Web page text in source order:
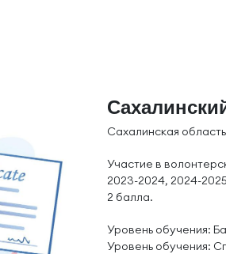
Сахалинская область
Участие в
2023-2024, 2024-
2 балла.
Уровень обучения:
Уровень обучения: